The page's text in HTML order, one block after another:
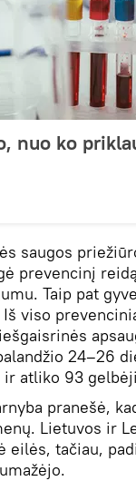
nuo ko
saugos
prevencinį
Taip pat
viso
24–26
atliko 93
pranešė,
Lietuvos ir
eilės, tačiau,